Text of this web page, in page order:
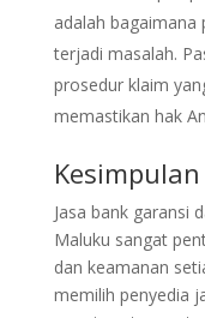
adalah bagaimana
terjadi masalah.
prosedur klaim
memastikan hak
Kesimpulan
Jasa bank garansi
Maluku sangat
dan keamanan
memilih penyedia